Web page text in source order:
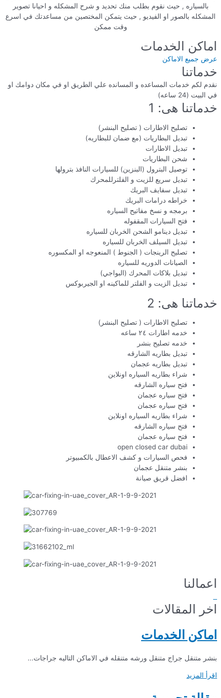
بالسياره , حيث نقوم بطلب منك تحديد و شرح المشكله و احيانا تصوير
المشكله بالصور او الفيديو , حيث يتمكن المختصين من مساعدتك في اسرع
وقت ممكن
اماكن الخدمات
عرض جميع الاماكن
خدماتنا
نقدم لكم خدمات المساعده و المسانده علي الطريق او في مكان دوامك او
في البيت (24 ساعه)
خدماتنا هى: 1
تصليح الاطارات ( تصليح البنشر)
تبديل البطاريات (مع ضمان للبطاريه)
تبديل الاطارات
شحن البطاريات
توصيل البترول (البنزين) للسيارات النافذ بترولها
تبديل سريع للزيت و الفلترللمحرك
تبديل سفايف البريك
خراطه درامات البريك
برمجه و نسخ مفاتيح السياره
فتح السيارات المقفوله
تبديل دينامو الشحن الخربان للسياره
تبديل السيلف الخربان للسياره
تصليح الرينجات ( الجنوط ) المنعوجه او المكسوره
الصيانات الدوريه للسياره
تبديل بلاكات المحرك (البواجي)
تبديل الزيت و الفلتر للماكينه او الجيربوكس
خدماتنا هى: 2
تصليح الاطارات ( تصليح البنشر)
خدمه اطارات ٢٤ ساعه
خدمه تصليح بنشر
تبديل بطاريه الشارقه
تبديل بطاريه عجمان
شراء بطاريه السياره اونلاين
فتح سياره الشارقه
فتح سياره عجمان
فتح سياره عجمان
شراء بطاريه السياره اونلاين
فتح سياره الشارقه
فتح سياره عجمان
open closed car dubai
فحص السيارات و كشف الاعطال بالكمبيوتر
بنشر متنقل عجمان
افضل قريق صيانة
اعمالنا
اخر المقالات
اماكن الخدمات
بنشر متنقل جراج متنقل ورشه متنقله في الاماكن التاليه جراجات...
اقرأ المزيد